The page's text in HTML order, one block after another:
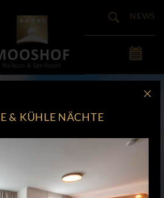
NEWS
& KÜHLE NÄCHTE